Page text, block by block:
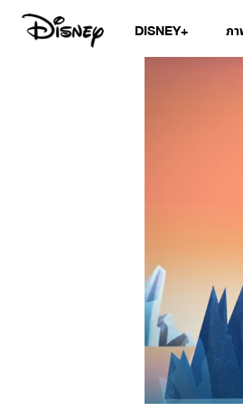
DISNEY+ ภ